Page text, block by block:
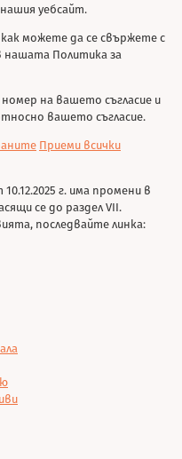
уебсайт.
можете да се свържете с
нашата Политика за
на вашето съгласие и
вашето съгласие.
Приеми всички
г. има промени в
се до раздел VII.
последвайте линка: